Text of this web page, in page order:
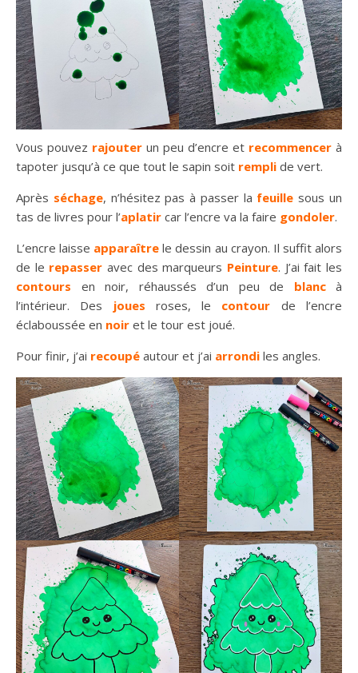
Vous pouvez rajouter un peu d’encre et recommencer à
tapoter jusqu’à ce que tout le sapin soit rempli de vert.
Après séchage, n’hésitez pas à passer la feuille sous un
tas de livres pour l’aplatir car l’encre va la faire gondoler.
L’encre laisse apparaître le dessin au crayon. Il suffit alors
de le repasser avec des marqueurs Peinture. J’ai fait les
contours
en noir, réhaussés d’un peu de blanc
à
l’intérieur. Des joues roses, le contour
de l’encre
éclaboussée en noir et le tour est joué.
Pour finir, j’ai recoupé autour et j’ai arrondi les angles.